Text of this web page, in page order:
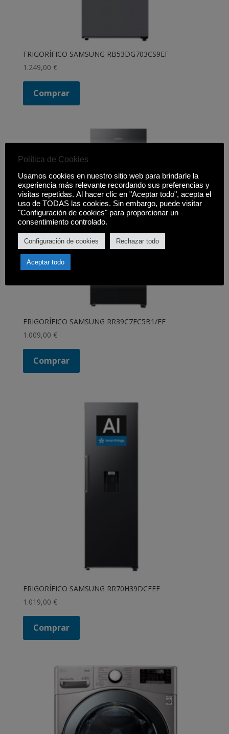
FRIGORÍFICO SAMSUNG RB53DG703CS9EF
1.249,00 €
Comprar
FRIGORÍFICO SAMSUNG RR39C7EC5B1/EF
1.009,00 €
Comprar
FRIGORÍFICO SAMSUNG RR70H39DCFEF
1.019,00 €
Comprar
Política de Cookies
Usamos cookies en nuestro sitio web para brindarle la
experiencia más relevante recordando sus preferencias y
visitas repetidas. Al hacer clic en "Aceptar todo", acepta el
uso de TODAS las cookies. Sin embargo, puede visitar
"Configuración de cookies" para proporcionar un
consentimiento controlado.
Configuración de cookies Rechazar todo
Aceptar todo